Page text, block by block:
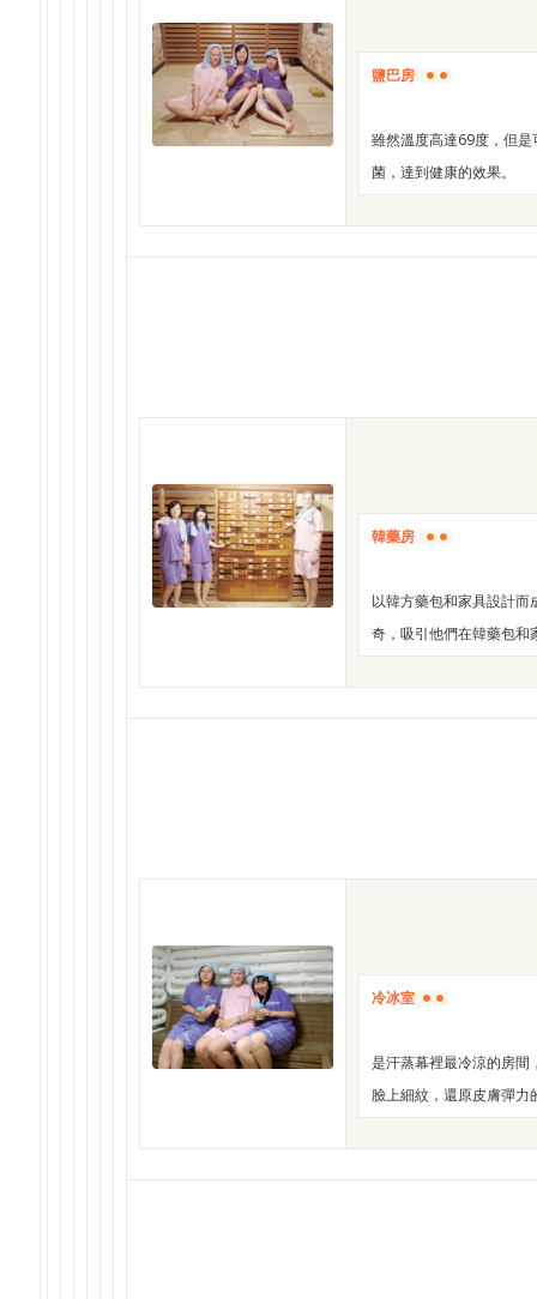
鹽巴房
雖然溫度高達69度，但
菌，達到健康的效果。
韓藥房
以韓方藥包和家具設計
奇，吸引他們在韓藥包和
冷冰室
是汗蒸幕裡最冷涼的房
臉上細紋，還原皮膚彈力